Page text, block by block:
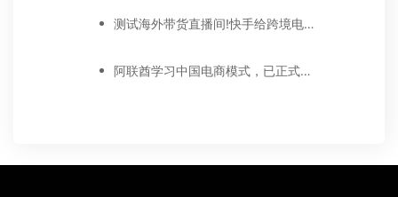
测试海外带货直播间!快手给跨境电商再添猛火!
阿联酋学习中国电商模式，已正式上线直播电商平台